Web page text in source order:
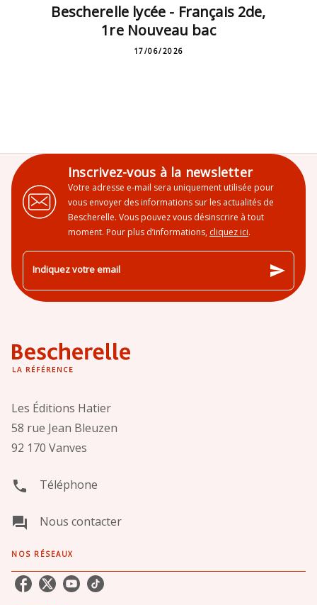
Bescherelle lycée - Français 2de,
1re Nouveau bac
17/06/2026
Inscrivez-vous à la newsletter
Votre adresse e-mail sera uniquement utilisée pour
vous envoyer des informations sur les actualités de
Bescherelle. Vous pouvez vous désinscrire à tout
moment. Pour plus d’informations, cliquez ici.
Indiquez votre email send
Les Éditions Hatier
58 rue Jean Bleuzen
92 170 Vanves
phone Téléphone
question_answer Nous contacter
NOS RÉSEAUX